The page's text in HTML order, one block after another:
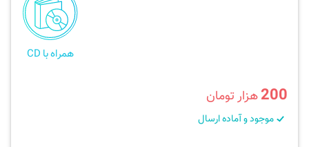
همراه با CD
200هزار تومان
موجود و آماده ارسال